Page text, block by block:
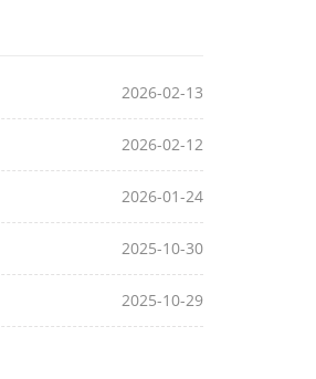
2026-02-13
2026-02-12
2026-01-24
2025-10-30
2025-10-29